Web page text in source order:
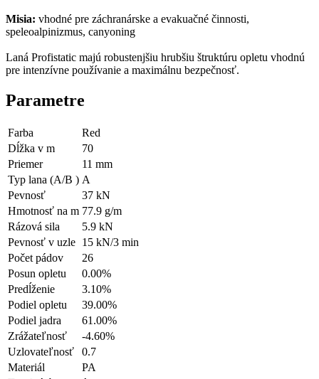
Misia: vhodné pre záchranárske a evakuačné činnosti,
speleoalpinizmus, canyoning
Laná Profistatic majú robustenjšiu hrubšiu štruktúru opletu vhodnú
pre intenzívne používanie a maximálnu bezpečnosť.
Parametre
Farba
Red
Dĺžka v m
70
Priemer
11 mm
Typ lana (A/B ) A
Pevnosť
37 kN
Hmotnosť na m 77.9 g/m
Rázová sila
5.9 kN
Pevnosť v uzle 15 kN/3 min
Počet pádov
26
Posun opletu
0.00%
Predĺženie
3.10%
Podiel opletu
39.00%
Podiel jadra
61.00%
Zrážateľnosť
-4.60%
Uzlovateľnosť
0.7
Materiál
PA